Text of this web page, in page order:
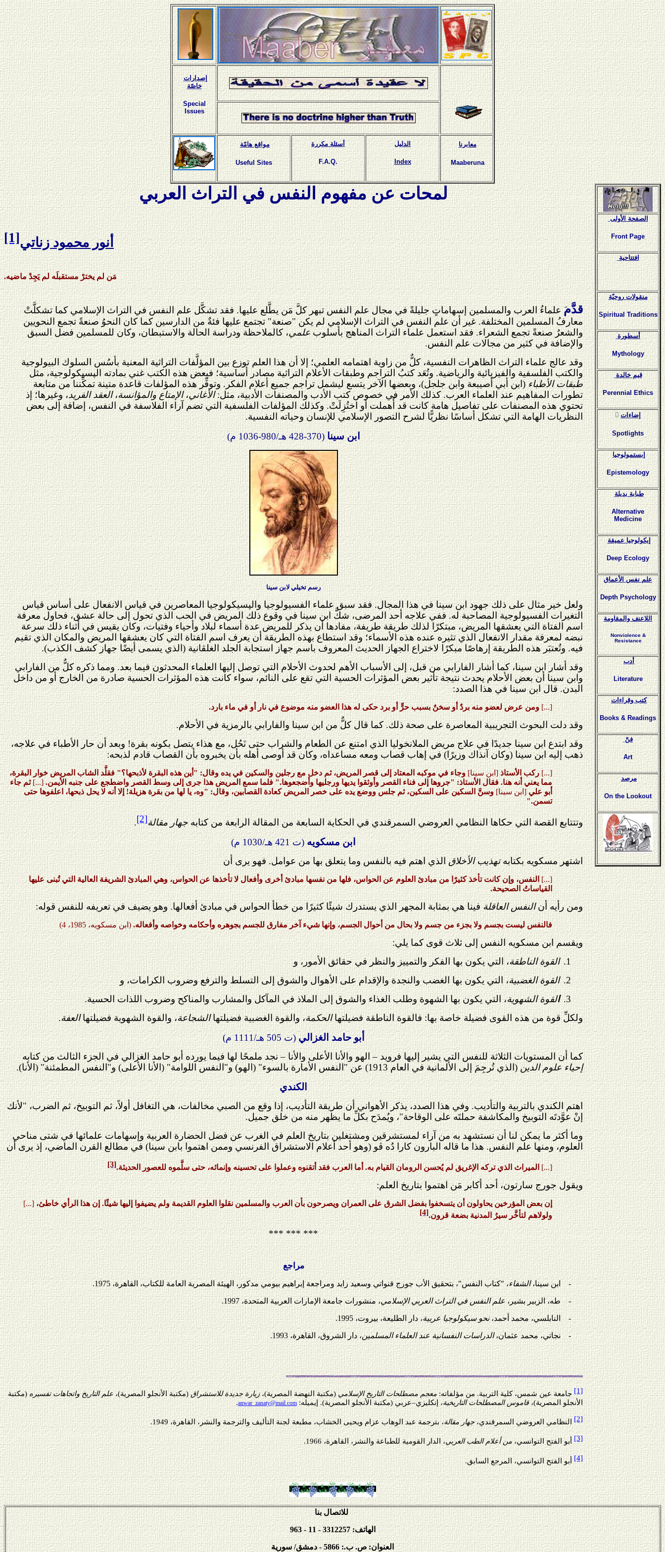
إصدارات
خاصّة
Special
Issues
مواقع هامّة
Useful Sites
أسئلة مكررة
F.A.Q.
الدليل
Index
معابرنا
Maaberuna
لمحات عن مفهوم النفس في التراث العربي
أنور محمود زناتي[1]
مَن لم يخترْ مستقبلَه لم يَجِدْ ماضيه.
قدَّمَ علماءُ العرب والمسلمين إسهاماتٍ جليلةً في مجال علم النفس تبهر كلَّ مَن يطَّلع عليها. فقد تشكَّل علم النفس في التراث الإسلامي كما تشكلَّتْ
معارفُ المسلمين المختلفة. غير أن علم النفس في التراث الإسلامي لم يكن "صنعة" تجتمع عليها فئةٌ من الدارسين كما كان النحوُ صنعةً تجمع النحويين
والشعرُ صنعةً تجمع الشعراء. فقد استعمل علماء التراث المناهج بأسلوبعلمي، كالملاحظة ودراسة الحالة والاستبطان، وكان للمسلمين فضل السبق
والإضافة في كثير من مجالات علم النفس.
وقد عالج علماء التراث الظاهرات النفسية، كلٌّ من زاوية اهتمامه العلمي؛ إلا أن هذا العلم توزع بين المؤلَّفات التراثية المعنية بأسُس السلوك البيولوجية
والكتب الفلسفية والفيزيائية والرياضية. وتُعَد كتبُ التراجم وطبقات الأعلام التراثية مصادر أساسية؛ فبعض هذه الكتب غني بمادته الپسيكولوجية، مثل
طبقات الأطباء(ابن أبي أصيبعة وابن جلجل)، وبعضها الآخر يتسع ليشمل تراجم جميع أعلام الفكر. وتوفِّر هذه المؤلفات قاعدة متينة تمكِّننا من متابعة
تطورات المفاهيم عند العلماء العرب. كذلك الأمر في خصوص كتب الأدب والمصنفات الأدبية، مثل:الأغاني،الإمتاع والمؤانسة،العقد الفريد، وغيرها؛ إذ
تحتوي هذه المصنفات على تفاصيل هامة كانت قد أُهملت أو اختُزِلَتْ. وكذلك المؤلفات الفلسفية التي تضم آراء الفلاسفة في النفس، إضافة إلى بعض
النظريات الهامة التي تشكل أساسًا نظريًّا لشرح التصور الإسلامي للإنسان وحياته النفسية.
ابن سينا (370-428 هـ/980-1036 م)
رسم تخيلي لابن سينا
ولعل خير مثال على ذلك جهود ابن سينا في هذا المجال. فقد سبق علماء الفسيولوجيا والپسيكولوجيا المعاصرين في قياس الانفعال على أساس قياس
التغيرات الفسيولوجية المصاحبة له. ففي علاجه أحد المرضى، شكَّ ابن سينا في وقوع ذلك المريض في الحب الذي تحول إلى حالة عشق، فحاول معرفة
اسم الفتاة التي يعشقها المريض، مبتكرًا لذلك طريقة طريفة، مفادها أن يذكر للمريض عدة أسماء لبلاد وأحياء وفتيات، وكان يقيس في أثناء ذلك سرعة
نبضه لمعرفة مقدار الانفعال الذي تثيره عنده هذه الأسماء؛ وقد استطاع بهذه الطريقة أن يعرف اسم الفتاة التي كان يعشقها المريض والمكان الذي تقيم
فيه. وتُعتبَر هذه الطريقة إرهاصًا مبكرًا لاختراع الجهاز الحديث المعروف باسم جهاز استجابة الجلد الغلڤانية (الذي يسمى أيضًا جهاز كشف الكذب).
وقد أشار ابن سينا، كما أشار الفارابي من قبل، إلى الأسباب الأهم لحدوث الأحلام التي توصل إليها العلماء المحدثون فيما بعد. ومما ذكره كلٌّ من الفارابي
وابن سينا أن بعض الأحلام يحدث نتيجة تأثير بعض المؤثرات الحسية التي تقع على النائم، سواء كانت هذه المؤثرات الحسية صادرة من الخارج أو من داخل
البدن. قال ابن سينا في هذا الصدد:
[...]ومن عرض لعضو منه بردٌ أو سخنٌ بسبب حرٍّ أو برد حكى له هذا العضو منه موضوع في نار أو في ماء بارد.
وقد دلت البحوث التجريبية المعاصرة على صحة ذلك. كما قال كلٌّ من ابن سينا والفارابي بالرمزية في الأحلام.
وقد ابتدع ابن سينا جديدًا في علاج مريض الملانخوليا الذي امتنع عن الطعام والشراب حتى نَحُل، مع هذاء يتصل بكونه بقرة! وبعد أن حار الأطباء في علاجه،
ذهب إليه ابن سينا (وكان آنذاك وزيرًا) في إهاب قصاب ومعه مساعداه، وكان قد أوصى أهله بأن يخبروه بأن القصاب قادم لذبحه:
[...]ركب الأستاذ[ابن سينا]وجاء في موكبه المعتاد إلى قصر المريض، ثم دخل مع رجلين والسكين في يده وقال: "أين هذه البقرة لأذبحها؟" فقلَّد الشاب المريض خوار البقرة،
مما يعني أنه هنا. فقال الأستاذ: "جروها إلى فناء القصر وأوثقوا يديها ورجليها وأضجعوها." فلما سمع المريض هذا جرى إلى وسط القصر واضطجع على جنبه الأيمن.[...]ثم جاء
أبو علي[ابن سينا]وسنَّ السكين على السكين، ثم جلس ووضع يده على خصر المريض كعادة القصابين، وقال: "وه، يا لها من بقرة هزيلة! إلا أنه لا يحل ذبحها، اعلفوها حتى
تسمن."
وتتتابع القصة التي حكاها النظامي العروضي السمرقندي في الحكاية السابعة من المقالة الرابعة من كتابهجهار مقالة[2]
.
ابن مسكويه (ت 421 هـ/1030 م)
اشتهر مسكويه بكتابهتهذيب الأخلاقالذي اهتم فيه بالنفس وما يتعلق بها من عوامل. فهو يرى أن
[...]النفس، وإن كانت تأخذ كثيرًا من مبادئ العلوم عن الحواس، فلها من نفسها مبادئ أخرى وأفعال لا تأخذها عن الحواس، وهي المبادئ الشريفة العالية التي تُبنى عليها
القياساتُ الصحيحة.
ومن رأيه أنالنفس العاقلةفينا هي بمثابة المجهر الذي يستدرك شيئًا كثيرًا من خطأ الحواس في مبادئ أفعالها. وهو يضيف في تعريفه للنفس قوله:
فالنفس ليست بجسم ولا بجزء من جسم ولا بحال من أحوال الجسم، وإنها شيء آخر مفارق للجسم بجوهره وأحكامه وخواصه وأفعاله.(ابن مسكويه، 1985، 4)
ويقسم ابن مسكويه النفس إلى ثلاث قوى كما يلي:
1.
القوة الناطقة، التي يكون بها الفكر والتمييز والنظر في حقائق الأمور، و
2.
القوة الغضبية، التي يكون بها الغضب والنجدة والإقدام على الأهوال والشوق إلى التسلط والترفع وضروب الكرامات، و
3.
القوة الشهوية، التي يكون بها الشهوة وطلب الغذاء والشوق إلى الملاذ في المآكل والمشارب والمناكح وضروب اللذات الحسية.
ولكلِّ قوة من هذه القوى فضيلة خاصة بها: فالقوة الناطقة فضيلتهاالحكمة، والقوة الغضبية فضيلتهاالشجاعة، والقوة الشهوية فضيلتهاالعفة.
أبو حامد الغزالي (ت 505 هـ/1111 م)
كما أن المستويات الثلاثة للنفس التي يشير إليها فرويد – الهو والأنا الأعلى والأنا – نجد ملمحًا لها فيما يورده أبو حامد الغزالي في الجزء الثالث من كتابه
إحياء علوم الدين(الذي تُرجِمَ إلى الألمانية في العام 1913) عن "النفس الأمارة بالسوء" (الهو) و"النفس اللوامة" (الأنا الأعلى) و"النفس المطمئنة" (الأنا).
الكندي
اهتم الكندي بالتربية والتأديب. وفي هذا الصدد، يذكر الأهواني أن طريقة التأديب، إذا وقع من الصبي مخالفات، هي التغافل أولاً، ثم التوبيخ، ثم الضرب، "لأنك
إنْ عوَّدتَه التوبيخ والمكاشفة حملتَه على الوقاحة"، ويُمدَح بكلِّ ما يظهر منه من خلق جميل.
وما أكثر ما يمكن لنا أن نستشهد به من آراء لمستشرقين ومشتغلين بتاريخ العلم في الغرب عن فضل الحضارة العربية وإسهامات علمائها في شتى مناحي
العلوم، ومنها علم النفس. هذا ما قاله البارون كارا دُه ڤو (وهو أحد أعلام الاستشراق الفرنسي وممن اهتموا بابن سينا) في مطالع القرن الماضي، إذ يرى أن
[...]الميراث الذي تركه الإغريق لم يُحسن الرومان القيام به. أما العرب فقد أتقنوه وعملوا على تحسينه وإنمائه، حتى سلَّموه للعصور الحديثة.[3]
ويقول جورج سارتون، أحد أكابر مَن اهتموا بتاريخ العلم:
إن بعض المؤرخين يحاولون أن يتسخفوا بفضل الشرق على العمران ويصرحون بأن العرب والمسلمين نقلوا العلوم القديمة ولم يضيفوا إليها شيئًا. إن هذا الرأي خاطئ،[...]
ولولاهم لتأخَّر سيرُ المدنية بضعة قرون.[4]
*** *** ***
مراجع
- ابن سينا،الشفاء، "كتاب النفس"، بتحقيق الأب جورج قنواتي وسعيد زايد ومراجعة إبراهيم بيومي مدكور، الهيئة المصرية العامة للكتاب، القاهرة، 1975.
- طه، الزبير بشير، علم النفس في التراث العربي الإسلامي، منشورات جامعة الإمارات العربية المتحدة، 1997.
- النابلسي، محمد أحمد،نحو سيكولوجيا عربية، دار الطليعة، بيروت، 1995.
- نجاتي، محمد عثمان،الدراسات النفسانية عند العلماء المسلمين، دار الشروق، القاهرة، 1993.
[1]جامعة عين شمس، كلية التربية. من مؤلفاته:معجم مصطلحات التاريخ الإسلامي(مكتبة النهضة المصرية)،زيارة جديدة للاستشراق(مكتبة الأنجلو المصرية)،علم التاريخ واتجاهات تفسيره(مكتبة
الأنجلو المصرية)،قاموس المصطلحات التاريخية، إنكليزي–عربي (مكتبة الأنجلو المصرية). إيميله:anwar_zanaty@mail.com
.
[2]النظامي العروضي السمرقندي،جهار مقالة، بترجمة عبد الوهاب عزام ويحيى الخشاب، مطبعة لجنة التأليف والترجمة والنشر، القاهرة، 1949.
[3]أبو الفتح التوانسي،من أعلام الطب العربي، الدار القومية للطباعة والنشر، القاهرة، 1966.
[4]أبو الفتح التوانسي، المرجع السابق.
الصفحة الأولى
Front Page
افتتاحية
منقولات روحيّة
Spiritual Traditions
أسطورة
Mythology
قيم خالدة
Perennial Ethics
ٍإضاءات
Spotlights
إبستمولوجيا
Epistemology
طبابة بديلة
Alternative
Medicine
إيكولوجيا عميقة
Deep Ecology
علم نفس الأعماق
Depth Psychology
اللاعنف والمقاومة
Nonviolence &
Resistance
أدب
Literature
كتب وقراءات
Books & Readings
فنّ
Art
مرصد
On the Lookout
الهاتف: 3312257 - 11 - 963
العنوان: ص. ب.: 5866 - دمشق/ سورية